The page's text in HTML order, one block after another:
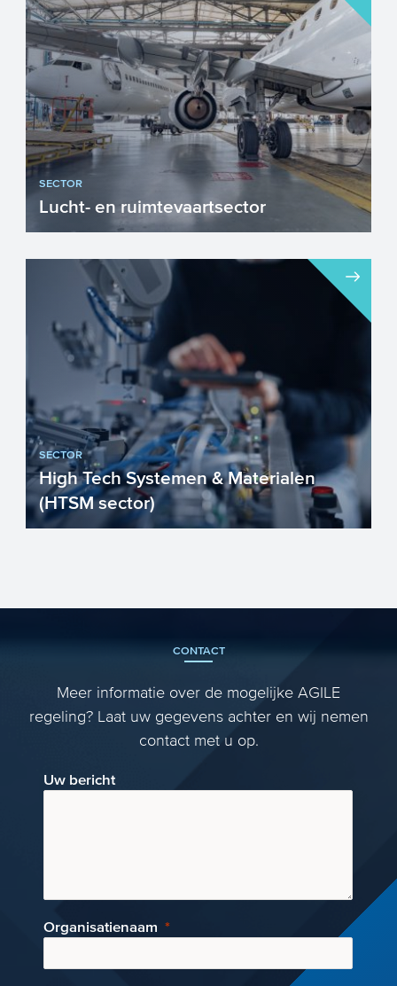
van Nederland en E...
SECTOR
Lucht- en ruimtevaartsector
De lucht- en ruimtevaartsector is een
belangrijke sector voor Nederland, meer
dan 125.000 werknemers...
SECTOR
High Tech Systemen & Materialen
(HTSM sector)
Nederlandse High Tech materialen,
CONTACT
Meer informatie over de mogelijke AGILE
regeling? Laat uw gegevens achter en wij nemen
contact met u op.
Uw bericht
Organisatienaam